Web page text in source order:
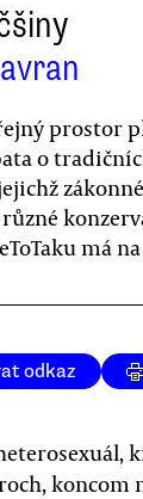
prostor
o
různé
má
odkaz
koncom